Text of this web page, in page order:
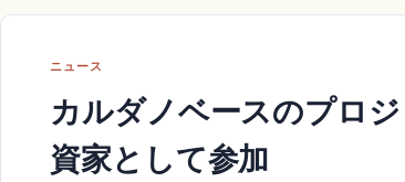
ニュース
カルダノベースのプロ
資家として参加